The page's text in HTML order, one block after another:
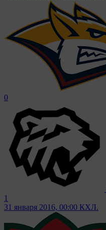
0
1
31 января 2016, 00:00 КХЛ.